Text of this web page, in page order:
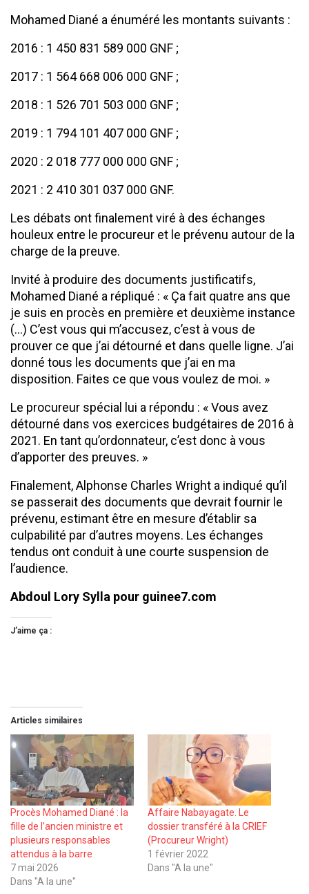
Mohamed Diané a énuméré les montants suivants :
2016 : 1 450 831 589 000 GNF ;
2017 : 1 564 668 006 000 GNF ;
2018 : 1 526 701 503 000 GNF ;
2019 : 1 794 101 407 000 GNF ;
2020 : 2 018 777 000 000 GNF ;
2021 : 2 410 301 037 000 GNF.
Les débats ont finalement viré à des échanges
houleux entre le procureur et le prévenu autour de la
charge de la preuve.
Invité à produire des documents justificatifs,
Mohamed Diané a répliqué : « Ça fait quatre ans que
je suis en procès en première et deuxième instance
(…) C’est vous qui m’accusez, c’est à vous de
prouver ce que j’ai détourné et dans quelle ligne. J’ai
donné tous les documents que j’ai en ma
disposition. Faites ce que vous voulez de moi. »
Le procureur spécial lui a répondu : « Vous avez
détourné dans vos exercices budgétaires de 2016 à
2021. En tant qu’ordonnateur, c’est donc à vous
d’apporter des preuves. »
Finalement, Alphonse Charles Wright a indiqué qu’il
se passerait des documents que devrait fournir le
prévenu, estimant être en mesure d’établir sa
culpabilité par d’autres moyens. Les échanges
tendus ont conduit à une courte suspension de
l’audience.
Abdoul Lory Sylla pour guinee7.com
J’aime ça :
Articles similaires
Procès Mohamed Diané : la
fille de l’ancien ministre et
plusieurs responsables
attendus à la barre
7 mai 2026
Dans "A la une"
Affaire Nabayagate. Le
dossier transféré à la CRIEF
(Procureur Wright)
1 février 2022
Dans "A la une"